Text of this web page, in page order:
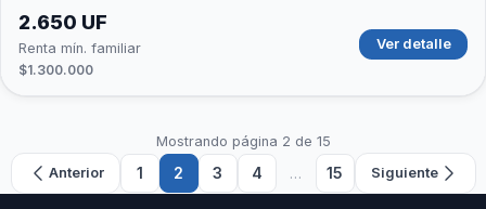
2.650 UF
Renta mín. familiar
$1.300.000
Ver detalle
Mostrando página 2 de 15
Anterior
1 2 3 4 … 15 Siguiente